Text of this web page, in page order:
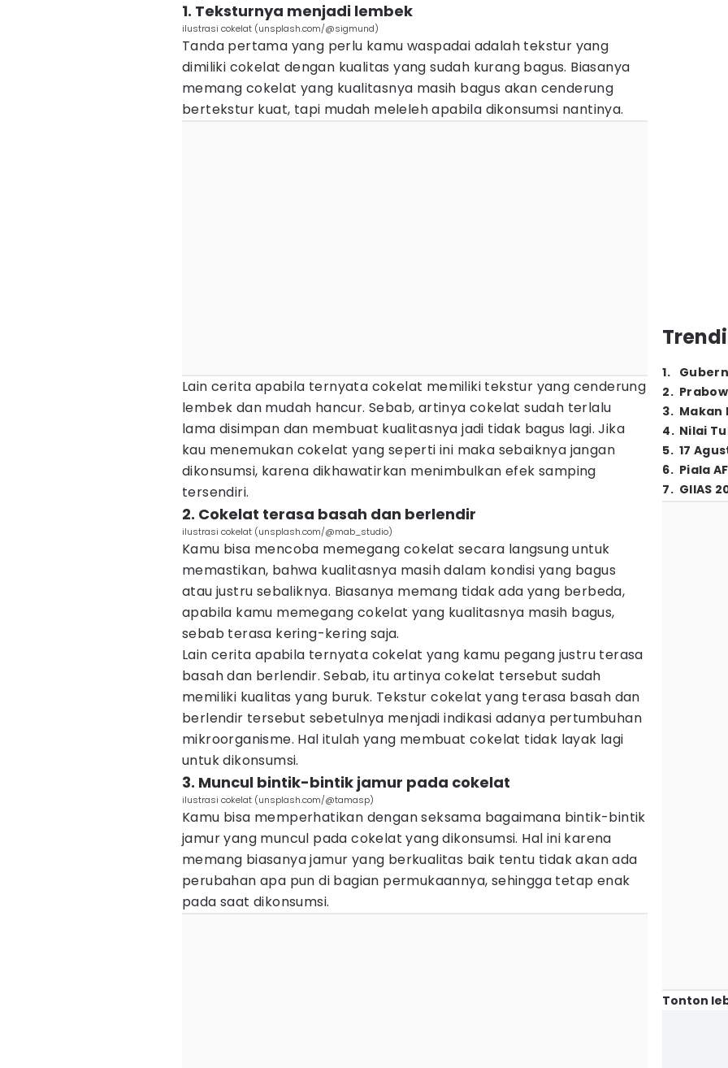
1. Teksturnya menjadi lembek
ilustrasi cokelat (unsplash.com/@sigmund)
Tanda pertama yang perlu kamu waspadai adalah tekstur yang
dimiliki cokelat dengan kualitas yang sudah kurang bagus. Biasanya
memang cokelat yang kualitasnya masih bagus akan cenderung
bertekstur kuat, tapi mudah meleleh apabila dikonsumsi nantinya.
Lain cerita apabila ternyata cokelat memiliki tekstur yang cenderung
lembek dan mudah hancur. Sebab, artinya cokelat sudah terlalu
lama disimpan dan membuat kualitasnya jadi tidak bagus lagi. Jika
kau menemukan cokelat yang seperti ini maka sebaiknya jangan
dikonsumsi, karena dikhawatirkan menimbulkan efek samping
tersendiri.
2. Cokelat terasa basah dan berlendir
ilustrasi cokelat (unsplash.com/@mab_studio)
Kamu bisa mencoba memegang cokelat secara langsung untuk
memastikan, bahwa kualitasnya masih dalam kondisi yang bagus
atau justru sebaliknya. Biasanya memang tidak ada yang berbeda,
apabila kamu memegang cokelat yang kualitasnya masih bagus,
sebab terasa kering-kering saja.
Lain cerita apabila ternyata cokelat yang kamu pegang justru terasa
basah dan berlendir. Sebab, itu artinya cokelat tersebut sudah
memiliki kualitas yang buruk. Tekstur cokelat yang terasa basah dan
berlendir tersebut sebetulnya menjadi indikasi adanya pertumbuhan
mikroorganisme. Hal itulah yang membuat cokelat tidak layak lagi
untuk dikonsumsi.
3. Muncul bintik-bintik jamur pada cokelat
ilustrasi cokelat (unsplash.com/@tamasp)
Kamu bisa memperhatikan dengan seksama bagaimana bintik-bintik
jamur yang muncul pada cokelat yang dikonsumsi. Hal ini karena
memang biasanya jamur yang berkualitas baik tentu tidak akan ada
perubahan apa pun di bagian permukaannya, sehingga tetap enak
pada saat dikonsumsi.
1.
2.
3. Makan
4. Nilai
5. 17
6. Piala
7. GIIAS
Tonton